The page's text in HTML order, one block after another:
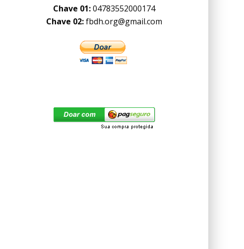
Chave 01:04783552000174
Chave 02:fbdh.org@gmail.com